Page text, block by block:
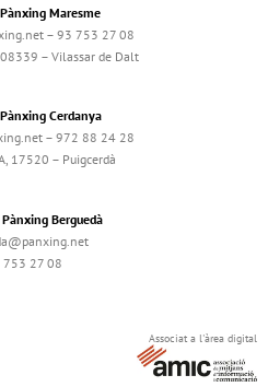
Maresme
– 93 753 27 08
– Vilassar de Dalt
Cerdanya
– 972 88 24 28
17520 – Puigcerdà
Berguedà
753 27 08
Associat a l'àrea digital